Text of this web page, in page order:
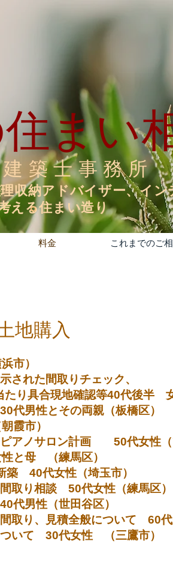
料金 これまでのご
地購入
市）
された間取りチェック、
40代後半 女性（
代男性とその両親（板橋区）
霞市）
ピアノサロン計画 50代女性（
と母 （練馬区）
築 40代女性（埼玉市）
取り相談 50代女性（練馬区）
男性（世田谷区）
取り、見積全般について 60代
いて 30代女性 （三鷹市）
築士事務所
まい
収納アドバイザー、イ
える住まい造り